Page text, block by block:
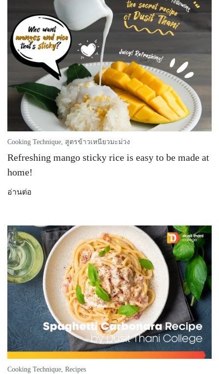
Cooking Technique, สูตรข้าวเหนียวมะม่วง
Refreshing mango sticky rice is easy to be made at
home!
อ่านต่อ
Cooking Technique, Recipes